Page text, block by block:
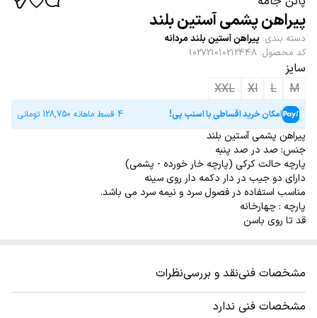
پیراهن پشمی آستین بلند
دسته بندی: پیراهن آستین بلند مردانه
کد محصول:
102721010212448
سایز
M
L
Xl
XXL
امکان خرید اقساطی با اسنپ پی! 4 قسط ماهانه 128,750 تومانی
پیراهن پشمی آستین بلند
جنس: صد در صد پنبه
پارچه حالت کرکی (پارچه خار خورده - پشمی)
دارای دو جیب در دار دکمه دار روی سینه
مناسب استفاده در فصول سرد و نیمه سرد می باشد.
پارچه : چهارخانه
قد تا روی باسن
مشخصات فنینقد و بررسینظرات
مشخصات فنی ندارد